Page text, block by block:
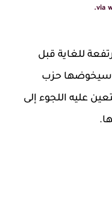
via
للغاية قبل
سيخوضها حزب
عليه اللجوء إلى